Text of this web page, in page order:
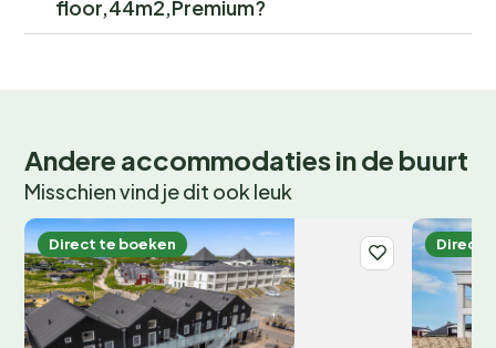
floor,44m2,Premium?
Andere accommodaties in de buurt
Misschien vind je dit ook leuk
Direct te boeken Direct